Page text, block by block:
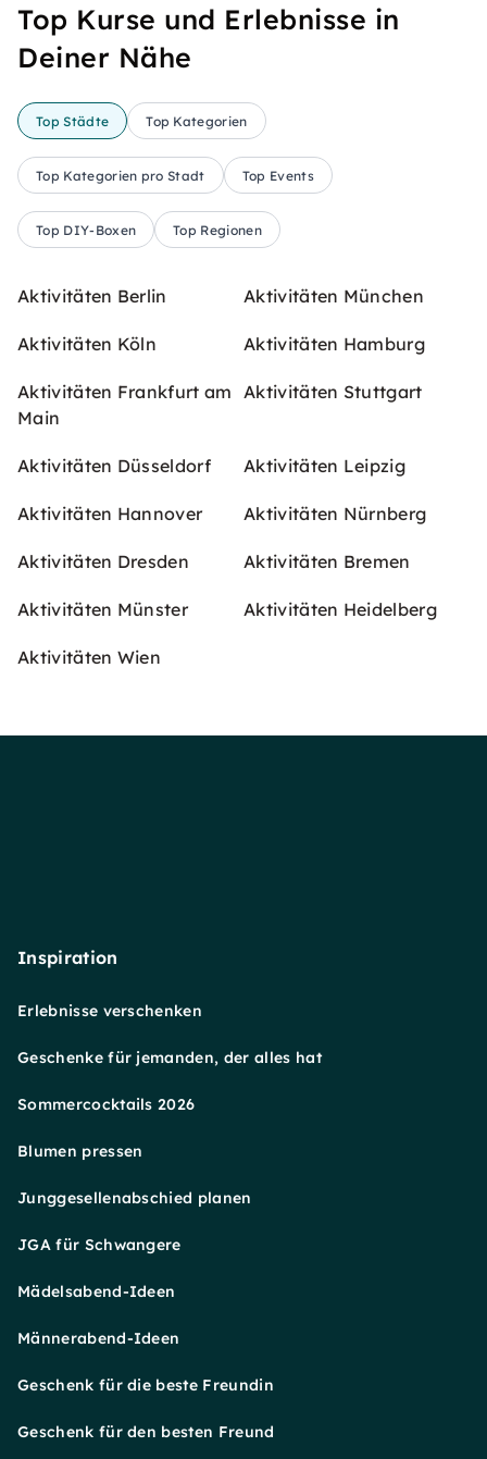
Top Kurse und Erlebnisse in
Deiner Nähe
Top Städte Top Kategorien
Top Kategorien pro Stadt Top Events
Top DIY-Boxen Top Regionen
Aktivitäten Berlin Aktivitäten München
Aktivitäten Köln Aktivitäten Hamburg
Aktivitäten Frankfurt am
Main
Aktivitäten Stuttgart
Aktivitäten Düsseldorf Aktivitäten Leipzig
Aktivitäten Hannover Aktivitäten Nürnberg
Aktivitäten Dresden Aktivitäten Bremen
Aktivitäten Münster Aktivitäten Heidelberg
Aktivitäten Wien
Inspiration
Erlebnisse verschenken
Geschenke für jemanden, der alles hat
Sommercocktails 2026
Blumen pressen
Junggesellenabschied planen
JGA für Schwangere
Mädelsabend-Ideen
Männerabend-Ideen
Geschenk für die beste Freundin
Geschenk für den besten Freund